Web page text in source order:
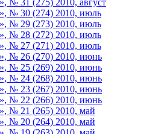
№ 30 (274) 2010, июль
№ 29 (273) 2010, июль
№ 28 (272) 2010, июль
№ 27 (271) 2010, июль
№ 26 (270) 2010, июнь
№ 25 (269) 2010, июнь
№ 24 (268) 2010, июнь
№ 23 (267) 2010, июнь
№ 22 (266) 2010, июнь
№ 21 (265) 2010, май
№ 20 (264) 2010, май